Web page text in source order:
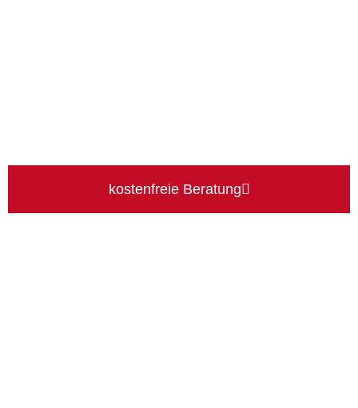
kostenfreie Beratung